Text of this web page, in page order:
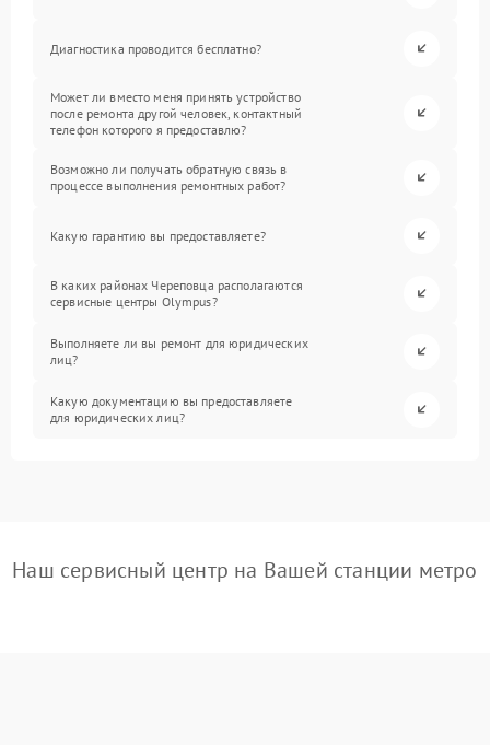
Диагностика проводится бесплатно?
Может ли вместо меня принять устройство
после ремонта другой человек, контактный
телефон которого я предоставлю?
Возможно ли получать обратную связь в
процессе выполнения ремонтных работ?
Какую гарантию вы предоставляете?
В каких районах Череповца располагаются
сервисные центры Olympus?
Выполняете ли вы ремонт для юридических
лиц?
Какую документацию вы предоставляете
для юридических лиц?
Наш сервисный центр на Вашей станции метро